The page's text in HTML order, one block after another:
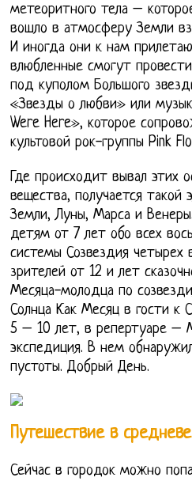
метеоритного тела –
вошло в атмосферу Земли
И иногда они к нам
влюбленные смогут
под куполом Большого
«Звезды о любви» или
Were Here», которое
культовой рок-группы Pink
Где происходит вывал этих
вещества, получается такой
Земли, Луны, Марса и
детям от 7 лет обо всех
системы Созвездия четырех
зрителей от 12 и лет
Месяца-молодца по
Солнца Как Месяц в гости к
5 – 10 лет, в репертуаре –
экспедиция. В нем
пустоты. Добрый День.
Путешествие в
Сейчас в городок можно